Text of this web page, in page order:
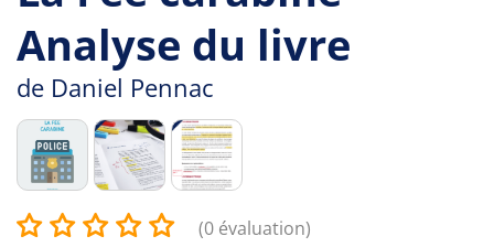
Analyse du livre
de Daniel Pennac
(0 évaluation)